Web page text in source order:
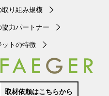
取り組み規模
力パートナー
ットの特徴
取材依頼はこちらから